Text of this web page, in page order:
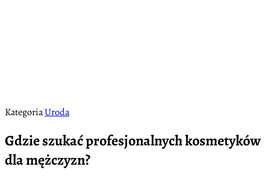
KategoriaUroda
Gdzie szukać profesjonalnych kosmetyków
dla mężczyzn?